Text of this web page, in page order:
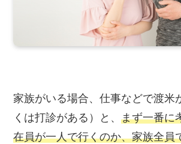
家族がいる場合、仕事などで渡米
くは打診がある）と、まず一番に
在員が一人で行くのか、家族全員